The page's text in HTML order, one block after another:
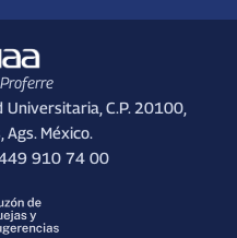
Universitaria, C.P. 20100,
México.
910 74 00